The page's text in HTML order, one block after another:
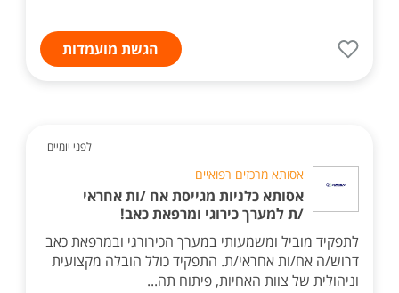
הגשת מועמדות
לפני יומיים
אסותא מרכזים רפואיים
אסותא כלניות מגייסת אח /ות אחראי
/ת למערך כירוגי ומרפאת כאב!
לתפקיד מוביל ומשמעותי במערך הכירורגי ובמרפאת כאב
דרוש/ה אח/ות אחראי/ת. התפקיד כולל הובלה מקצועית
וניהולית של צוות האחיות, פיתוח תה...